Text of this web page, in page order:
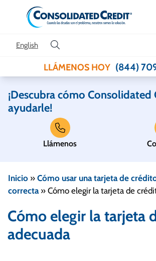
Skip to content
English
LLÁMENOS HOY (844)
¡Descubra cómo Consolidated
ayudarle!
Llámenos
Inicio » Cómo usar una tarjeta de
correcta» Cómo elegir la tarjeta de
Cómo elegir la tarjeta
adecuada